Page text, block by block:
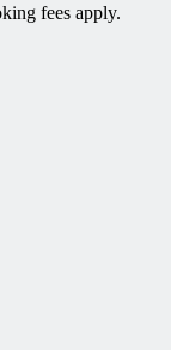
fees apply.